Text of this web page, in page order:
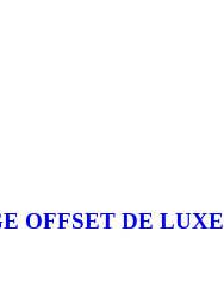
OFFSET DE LUXE